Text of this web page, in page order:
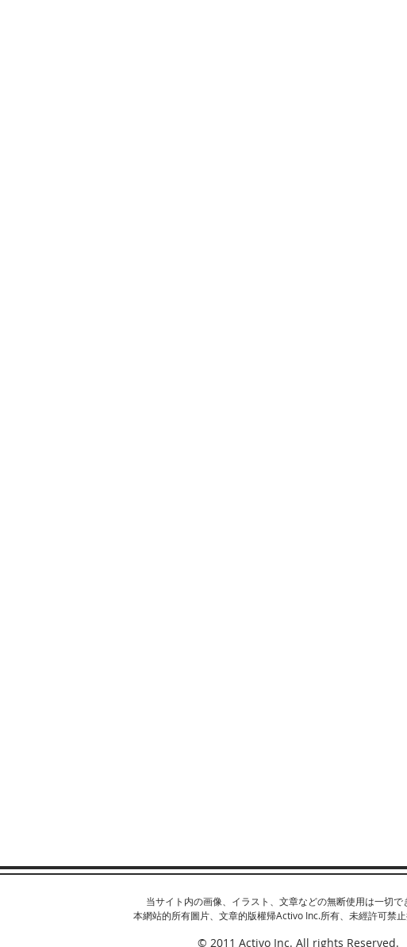
当サイト内の画像、イラスト、文章などの無断使用は一切で
本網站的所有圖片、文章的版權帰Activo Inc.所有、未經許可禁止
© 2011 Activo Inc. All rights Reserved.